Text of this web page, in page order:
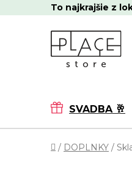
na
To najkrajšie z
SVADBA 🥂
Domov
/ DOPLNKY /